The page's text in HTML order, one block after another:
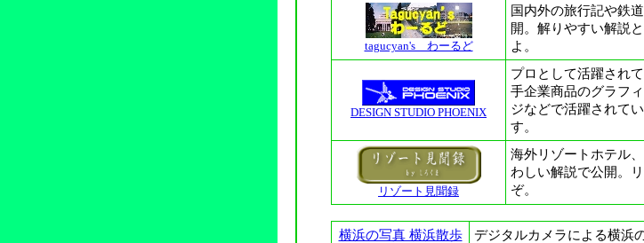
tagucyan's わーるど
国内外の旅行記や鉄
開。解りやすい解説
よ。
DESIGN STUDIO PHOENIX
プロとして活躍され
手企業商品のグラフ
ジなどで活躍されて
す。
リゾート見聞録
海外リゾートホテル
わしい解説で公開。
ぞ。
横浜の写真 横浜散歩
デジタルカメラによる横浜